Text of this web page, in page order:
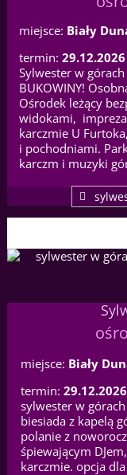
miejsce: Biały
termin:
Sylwester w górach
BUKOWINY!
Ośrodek leżący
widokami,
karczmie U
i pochodniami.
karczm i muzyki
miejsce: Biały
termin:
sylwester w
biesiada z kapelą
polanie z
śpiewającym
karczmie. opcja